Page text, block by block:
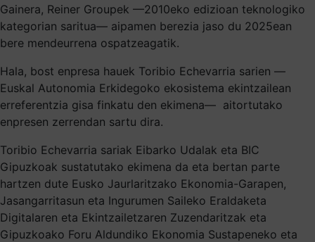
Gainera, Reiner Groupek —2010eko edizioan teknologiko
kategorian saritua— aipamen berezia jaso du 2025ean
bere mendeurrena ospatzeagatik.
Hala, bost enpresa hauek Toribio Echevarria sarien —
Euskal Autonomia Erkidegoko ekosistema ekintzailean
erreferentzia gisa finkatu den ekimena— aitortutako
enpresen zerrendan sartu dira.
Toribio Echevarria sariak Eibarko Udalak eta BIC
Gipuzkoak sustatutako ekimena da eta bertan parte
hartzen dute Eusko Jaurlaritzako Ekonomia-Garapen,
Jasangarritasun eta Ingurumen Saileko Eraldaketa
Digitalaren eta Ekintzailetzaren Zuzendaritzak eta
Gipuzkoako Foru Aldundiko Ekonomia Sustapeneko eta